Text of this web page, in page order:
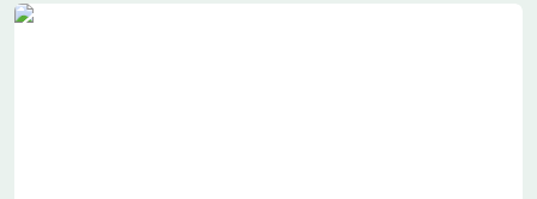
Résultats de recherche